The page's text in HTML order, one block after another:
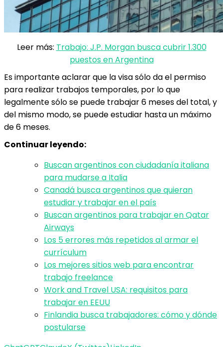
Leer más: Trabajo: J.P. Morgan busca cubrir 1.300
puestos en Argentina
Es importante aclarar que la visa sólo da el permiso
para realizar trabajos temporales, por lo que
legalmente sólo se puede trabajar 6 meses del total, y
del mismo modo, se puede estudiar hasta un máximo
de 6 meses.
Continuar leyendo:
Buscan argentinos con ciudadanía italiana
para mudarse a Italia
Canadá busca argentinos que quieran
estudiar y trabajar en el país
Buscan argentinos para trabajar en Qatar
Airways
Los 5 errores más repetidos al armar el
currículum
Los mejores sitios web para encontrar
trabajo freelance
Work and Travel USA: requisitos para
trabajar en EEUU
Finlandia busca trabajadores: cómo y dónde
postularse